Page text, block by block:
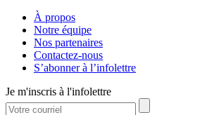
À propos
Notre équipe
Nos partenaires
Contactez-nous
S’abonner à l’infolettre
Je m'inscris à l'infolettre